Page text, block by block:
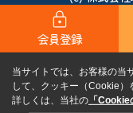
会員登録
当サイトでは、お客様の当
して、クッキー（Cookie）
詳しくは、当社の 「